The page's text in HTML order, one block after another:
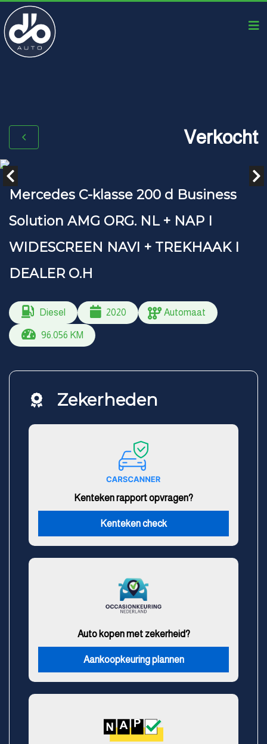
Verkocht
Mercedes C-klasse 200 d Business
Solution AMG ORG. NL + NAP I
WIDESCREEN NAVI + TREKHAAK I
DEALER O.H
Diesel 2020 Automaat
96.056 KM
Zekerheden
Kenteken rapport opvragen?
Kenteken check
Auto kopen met zekerheid?
Aankoopkeuring plannen